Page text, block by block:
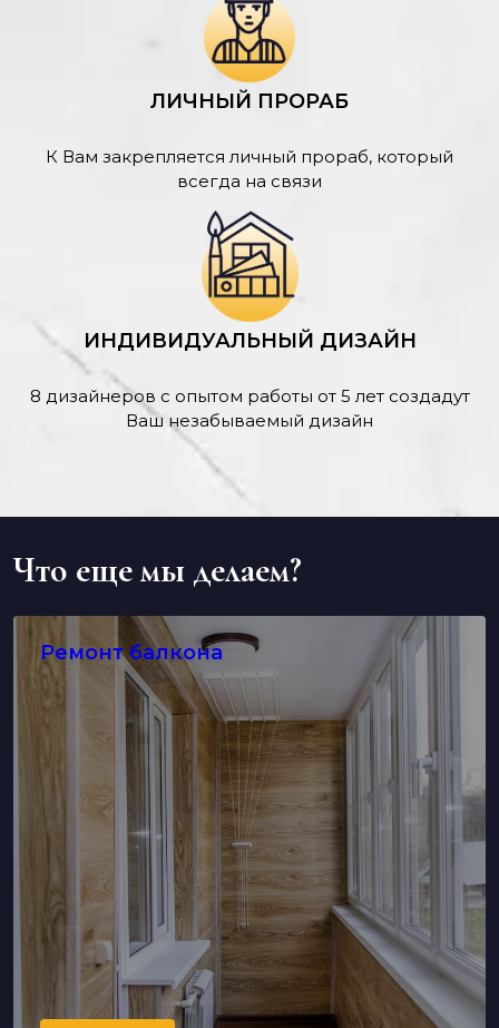
ЛИЧНЫЙ ПРОРАБ
К Вам закрепляется личный прораб, который
всегда на связи
ИНДИВИДУАЛЬНЫЙ ДИЗАЙН
8 дизайнеров с опытом работы от 5 лет создадут
Ваш незабываемый дизайн
Что еще мы делаем?
Ремонт балкона